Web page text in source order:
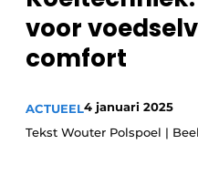
Vacature
Vacatures
Sanitair
Binnenklimaat
voor
comfort
ACTUEEL4 januari 2025
Tekst Wouter Polspoel |